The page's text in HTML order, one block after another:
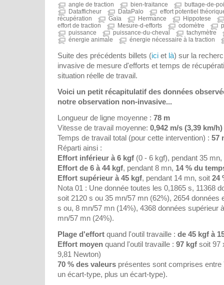
angle de traction bien-traitance
buttage-de-
Datafficheur
DataPalo
effort potentiel
récupération
Gaïa Hermance
Hippotese
effort de traction
Mesure-d-efforts odomètre
puissance
puissance-du-cheval
tachymètre
énergie animale
énergie nécessaire à la traction
Suite des précédents billets (ici et là) sur la
invasive de mesure d'efforts et temps de
situation réelle de travail.
Voici un petit récapitulatif des données
notre observation non-invasive...
Longueur de ligne moyenne : 78 m
Vitesse de travail moyenne: 0,942 m/s (3,39 km/h)
Temps de travail total (pour cette intervention) : 57
Réparti ainsi :
Effort inférieur à 6 kgf (0 - 6 kgf), pendant 35 mn,
Effort de 6 à 44 kgf, pendant 8 mn, 14 % du
Effort supérieur à 45 kgf, pendant 14 mn, soit 24
Nota 01 : Une donnée toutes les 0,1865 s, 11368
soit 2120 s ou 35 mn/57 mn (62%), 2654 données
s ou, 8 mn/57 mn (14%), 4368 données supérieur
mn/57 mn (24%).
Plage d'effort quand l'outil travaille : de 45 kgf à
Effort moyen quand l'outil travaille : 97 kgf soit 97
9,81 Newton)
70 % des valeurs présentes sont comprises entre
un écart-type, plus un écart-type).